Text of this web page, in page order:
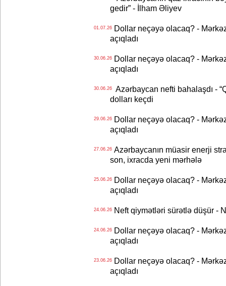
gedir” - İlham Əliyev
01.07.26Dollar neçəyə olacaq? -
açıqladı
30.06.26Dollar neçəyə olacaq? -
açıqladı
30.06.26Azərbaycan nefti bahalaşdı -
dolları keçdi
29.06.26Dollar neçəyə olacaq? -
açıqladı
27.06.26Azərbaycanın müasir enerji
son, ixracda yeni mərhələ
25.06.26Dollar neçəyə olacaq? -
açıqladı
24.06.26Neft qiymətləri sürətlə düşür -
24.06.26Dollar neçəyə olacaq? -
açıqladı
23.06.26Dollar neçəyə olacaq? -
açıqladı